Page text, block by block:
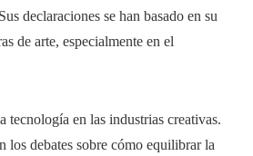
declaraciones se han basado en su
de arte, especialmente en el
en las industrias creativas.
los debates sobre cómo equilibrar la